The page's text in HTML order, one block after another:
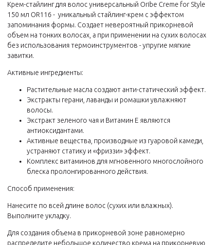
Крем-стайлинг для волос универсальный Oribe Creme for Style
150 мл OR116 - уникальный стайлинг-крем с эффектом
запоминания формы. Создает невероятный прикорневой
объем на тонких волосах, а при применении на сухих волосах
без использования термоинструментов - упругие мягкие
завитки.
Активные ингредиенты:
Растительные масла создают анти-статический эффект.
Экстракты герани, лаванды и ромашки увлажняют
волосы.
Экстракт зеленого чая и Витамин Е являются
антиоксидантами.
Активные вещества, производные из гуаровой камеди,
устраняют статику и «фриззи» эффект.
Комплекс витаминов для мгновенного многослойного
блеска пролонгированного действия.
Способ применения:
Нанесите по всей длине волос (сухих или влажных).
Выполните укладку.
Для создания объема в прикорневой зоне равномерно
распределите небольшое количество крема на прикорневую